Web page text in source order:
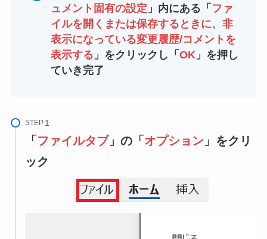
ュメント固有の設定 」内にある「 ファ
イルを開くまたは保存するときに、非
表示になっている変更履歴/コメントを
表示する 」をクリックし「OK 」を押し
ていき完了
STEP
「 ファイルタブ」の「 オプション 」をクリ
ック